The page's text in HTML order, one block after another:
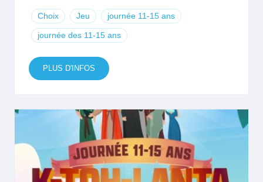
Choix Jeu journée 11-15 ans
journée des 11-15 ans
PLUS D'INFOS